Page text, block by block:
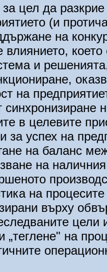
цел да
(и
на
влиянието,
и
на
синхронизиране
в целевите
за успех на
на баланс
на
на
върху
„теглене" на